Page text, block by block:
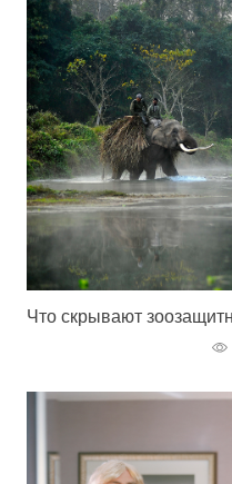
Что скрывают